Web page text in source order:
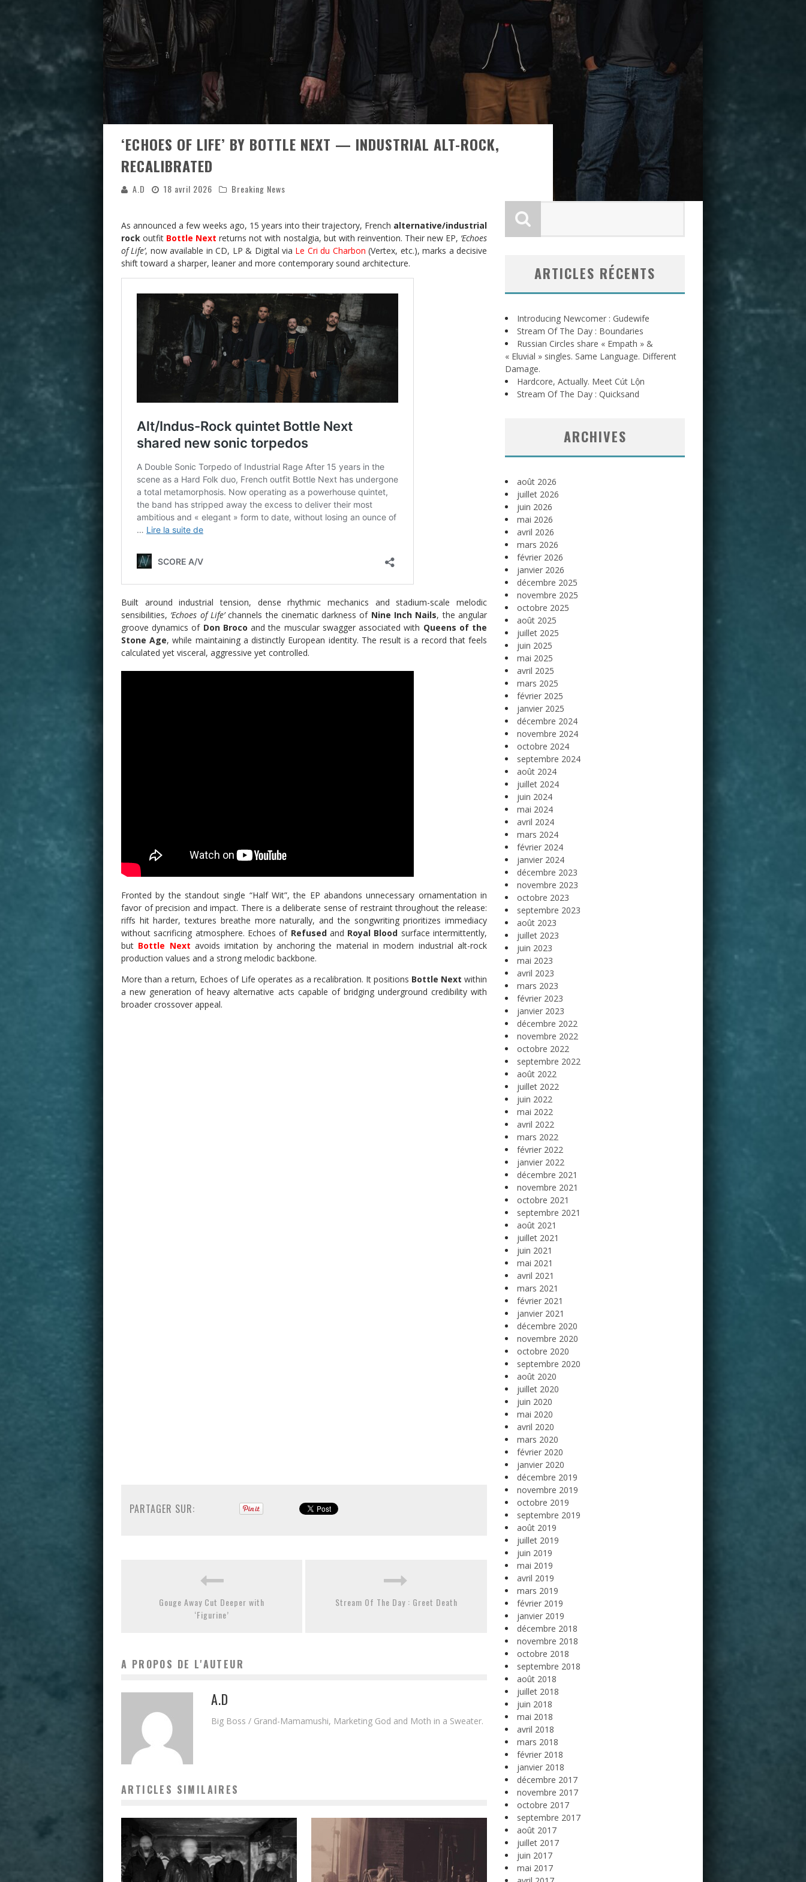
‘ECHOES OF LIFE’ BY BOTTLE NEXT — INDUSTRIAL ALT-ROCK,
RECALIBRATED
A.D 18 avril 2026 Breaking News
As announced a few weeks ago, 15 years into their trajectory, French alternative/industrial
rock outfit Bottle Next returns not with nostalgia, but with reinvention. Their new EP, ‘Echoes
of Life’, now available in CD, LP & Digital via Le Cri du Charbon (Vertex, etc.), marks a decisive
shift toward a sharper, leaner and more contemporary sound architecture.
Built around industrial tension, dense rhythmic mechanics and stadium-scale melodic
sensibilities, ‘Echoes of Life’channels the cinematic darkness of Nine Inch Nails, the angular
groove dynamics of Don Broco and the muscular swagger associated with Queens of the
Stone Age, while maintaining a distinctly European identity. The result is a record that feels
calculated yet visceral, aggressive yet controlled.
Fronted by the standout single “Half Wit”, the EP abandons unnecessary ornamentation in
favor of precision and impact. There is a deliberate sense of restraint throughout the release:
riffs hit harder, textures breathe more naturally, and the songwriting prioritizes immediacy
without sacrificing atmosphere. Echoes of Refusedand Royal Blood surface intermittently,
but Bottle Next avoids imitation by anchoring the material in modern industrial alt-rock
production values and a strong melodic backbone.
More than a return, Echoes of Life operates as a recalibration. It positions Bottle Next within
a new generation of heavy alternative acts capable of bridging underground credibility with
broader crossover appeal.
PARTAGER SUR:
Gouge Away Cut Deeper with
‘Figurine’
Stream Of The Day : Greet Death
A PROPOS DE L'AUTEUR
A.D
Big Boss / Grand-Mamamushi, Marketing God and Moth in a Sweater.
ARTICLES SIMILAIRES
ARTICLES RÉCENTS
Introducing Newcomer : Gudewife
Stream Of The Day : Boundaries
Russian Circles share « Empath » &
« Eluvial » singles. Same Language. Different
Damage.
Hardcore, Actually. Meet Cút Lộn
Stream Of The Day : Quicksand
ARCHIVES
août 2026
juillet 2026
juin 2026
mai 2026
avril 2026
mars 2026
février 2026
janvier 2026
décembre 2025
novembre 2025
octobre 2025
août 2025
juillet 2025
juin 2025
mai 2025
avril 2025
mars 2025
février 2025
janvier 2025
décembre 2024
novembre 2024
octobre 2024
septembre 2024
août 2024
juillet 2024
juin 2024
mai 2024
avril 2024
mars 2024
février 2024
janvier 2024
décembre 2023
novembre 2023
octobre 2023
septembre 2023
août 2023
juillet 2023
juin 2023
mai 2023
avril 2023
mars 2023
février 2023
janvier 2023
décembre 2022
novembre 2022
octobre 2022
septembre 2022
août 2022
juillet 2022
juin 2022
mai 2022
avril 2022
mars 2022
février 2022
janvier 2022
décembre 2021
novembre 2021
octobre 2021
septembre 2021
août 2021
juillet 2021
juin 2021
mai 2021
avril 2021
mars 2021
février 2021
janvier 2021
décembre 2020
novembre 2020
octobre 2020
septembre 2020
août 2020
juillet 2020
juin 2020
mai 2020
avril 2020
mars 2020
février 2020
janvier 2020
décembre 2019
novembre 2019
octobre 2019
septembre 2019
août 2019
juillet 2019
juin 2019
mai 2019
avril 2019
mars 2019
février 2019
janvier 2019
décembre 2018
novembre 2018
octobre 2018
septembre 2018
août 2018
juillet 2018
juin 2018
mai 2018
avril 2018
mars 2018
février 2018
janvier 2018
décembre 2017
novembre 2017
octobre 2017
septembre 2017
août 2017
juillet 2017
juin 2017
mai 2017